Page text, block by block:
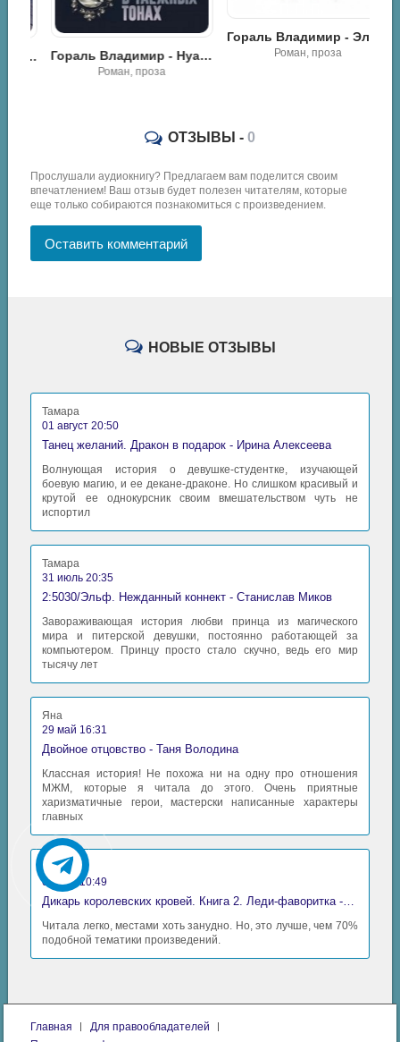
Гораль Владимир - Нуар в таёжных тонах
Роман, проза
Гораль Владимир - Эль пуэбло унидо
Роман, проза
ОТЗЫВЫ - 0
Прослушали аудиокнигу? Предлагаем вам поделится своим
впечатлением! Ваш отзыв будет полезен читателям, которые
еще только собираются познакомиться с произведением.
Оставить комментарий
НОВЫЕ ОТЗЫВЫ
Тамара
01 август 20:50
Танец желаний. Дракон в подарок - Ирина Алексеева
Волнующая история о девушке-студентке, изучающей
боевую магию, и ее декане-драконе. Но слишком красивый и
крутой ее однокурсник своим вмешательством чуть не
испортил
Тамара
31 июль 20:35
2:5030/Эльф. Нежданный коннект - Станислав Миков
Завораживающая история любви принца из магического
мира и питерской девушки, постоянно работающей за
компьютером. Принцу просто стало скучно, ведь его мир
тысячу лет
Яна
29 май 16:31
Двойное отцовство - Таня Володина
Классная история! Не похожа ни на одну про отношения
МЖМ, которые я читала до этого. Очень приятные
харизматичные герои, мастерски написанные характеры
главных
Аида
06 май 10:49
Читала легко, местами хоть занудно. Но, это лучше, чем 70%
подобной тематики произведений.
Главная
Для правообладателей